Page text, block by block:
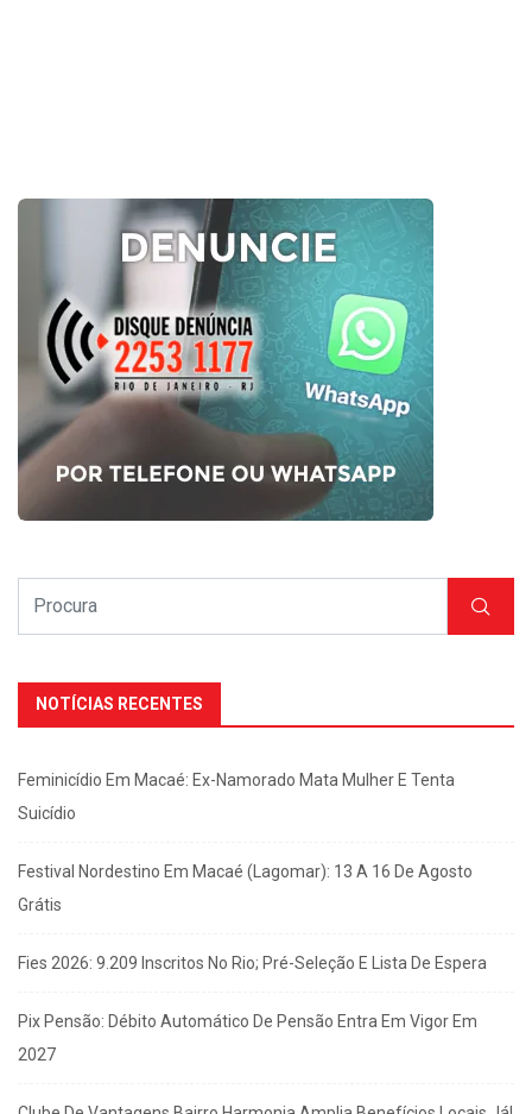
NOTÍCIAS RECENTES
Feminicídio Em Macaé: Ex-Namorado Mata Mulher E Tenta
Suicídio
Festival Nordestino Em Macaé (Lagomar): 13 A 16 De Agosto
Grátis
Fies 2026: 9.209 Inscritos No Rio; Pré-Seleção E Lista De Espera
Pix Pensão: Débito Automático De Pensão Entra Em Vigor Em
2027